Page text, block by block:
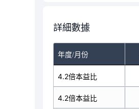
詳細數據
年度/月份
2025/11
4.2倍本益比
4.2倍本益比
6.43
6.43